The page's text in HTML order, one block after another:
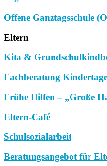
Offene Ganztagsschule
Eltern
Kita &
Fachberatung
Frühe Hilfen – „Große
Eltern-Café
Schulsozialarbeit
Beratungsangebot für